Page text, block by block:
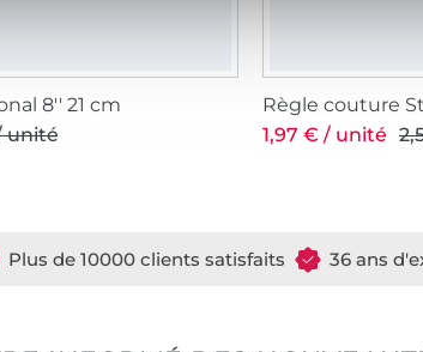
8'' 21 cm
unité
Règle couture
1,97 € / unité
Plus de 10000 clients satisfaits 36 ans